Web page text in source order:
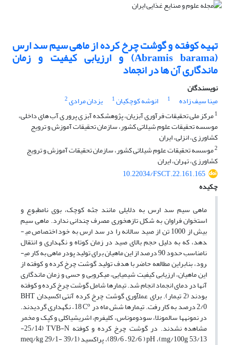
تهیه کوفته و گوشت چرخ کرده از ماهی سیم سد ارس
(Abramis barama) و ارزیابی کیفیت و زمان
ماندگاری آن ها در انجماد
نویسندگان
مینا سیف زاده
1 انوشه کوچکیان1 یزدان مرادی2
1مرکز ملی تحقیقات فرآوری آبزیان، پژوهشکده آبز ی پرور ی آب های داخلی،
موسسه تحقیقات علوم شیلاتی کشور، سازمان تحقیقات آموزش و ترویج
کشاورز ی، انزلی، ایران
2موسسه تحقیقات علوم شیلاتی کشور، سازمان تحقیقات آموزش و ترویج
کشاورز ی، تهران، ایران
10.22034/FSCT.22.161.165
چکیده
ماهی سیم سد ارس به دلایلی مانند جثه کوچک، بوی نامطبوع و
استخوان فراوان به شکل تازه­خوری مصرف چندانی ندارد. ماهی سیم
بیش از 1000 تن از صید سالانه را درسد ارس به خود اختصاص می­
دهد، که به دلیل حجم بالای صید در زمان کوتاه و نگهداری و انتقال
نامناسب حدود 90 درصد از این ماهیان برای تولید پودر ماهی به کار می­
رود، بنابراین مطالعه حاضر با هدف تولید گوشت چرخ کرده و کوفته از
این ماهیان، ارزیابی کیفیت شیمیایی، میکروبی و حسی و زمان ماندگاری
آن­ها در دمای انجماد انجام شد. تیمارها شامل گوشت چرخ کرده و کوفته
بودند (2 تیمار). برای عمل­آوری گوشت چرخ کرده آنتی اکسیدان BHT
2/0 درصد به کار رفت. تیمارها شش ماه در o
C
18
–نگهداری گردیدند.
در نمونه­ها سالمونلا، سودوموناس، کلی­فرم، اشریشیاکلی و کپک و مخمر
مشاهده نشدند. در گوشت چرخ کرده و کوفته TVB-N
(25/14-
53/13
mg/100g)،pH
( 92/6
–89/6)، پراکسید (39/1 -29/1 meq/kg